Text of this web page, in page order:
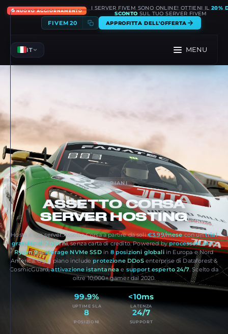
🔥NUOVO AGGIORNAMENTO I SERVER FIVEM SONO ONLINE! OTTIENI IL20%
SCONTO SUL TUO SERVER FIVEM
FIVEM20 APPROFITTA DELL'OFFERTA
IT MENU
01-PIANI
ASSETTO CORSA
SERVER HOSTING
Hosta il tuo server Assetto Corsa a partire da soli€3.99/mesecon untrial
gratuito di 2 giorni, senza carta di credito. Powered byprocessori AMD
Ryzen 9estorage NVMe SSDin 8 posizioni globaliin Europa e Nord
America. Ogni piano includeprotezione DDoSenterprise di Dataforest &
CosmicGuard,attivazione istantanea esupport esperto 24/7. Scelto da
oltre 10,000+ gamer dal 2020.
99.9%
UPTIME SLA
<10ms
LATENZA
8
POSIZIONI
24/7
SUPPORT